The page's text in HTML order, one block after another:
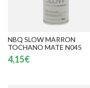
NBQ SLOW MARRON
TOCHANO MATE N045
4,15€